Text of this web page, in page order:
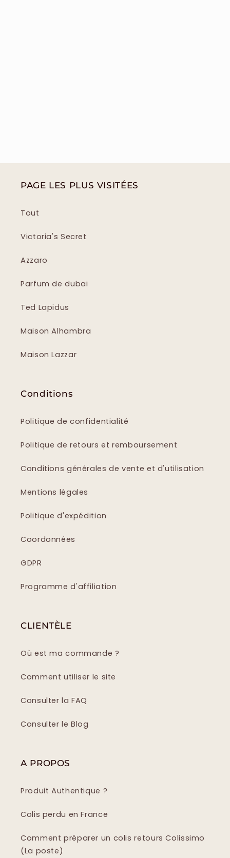
PAGE LES PLUS VISITÉES
Tout
Victoria's Secret
Azzaro
Parfum de dubai
Ted Lapidus
Maison Alhambra
Maison Lazzar
Conditions
Politique de confidentialité
Politique de retours et remboursement
Conditions générales de vente et d'utilisation
Mentions légales
Politique d'expédition
Coordonnées
GDPR
Programme d'affiliation
CLIENTÈLE
Où est ma commande ?
Comment utiliser le site
Consulter la FAQ
Consulter le Blog
A PROPOS
Produit Authentique ?
Colis perdu en France
Comment préparer un colis retours Colissimo
(La poste)